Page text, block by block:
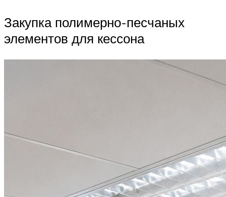
Закупка полимерно-песчаных
элементов для кессона